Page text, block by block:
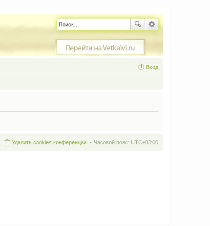
Вход
Часовой пояс: UTC+03:00
Удалить cookies конференции